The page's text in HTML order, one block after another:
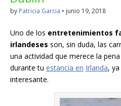
Irlanda
Blog dedicado a los que viven,
Irlanda!
by Patricia Garcia • junio 19, 2018
Uno de los entretenimientos
irlandeses son, sin duda, las
una actividad que merece la
durante tu estancia en Irlanda,
interesante.